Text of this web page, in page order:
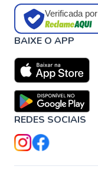
Verificada por
BAIXE O APP
REDES SOCIAIS